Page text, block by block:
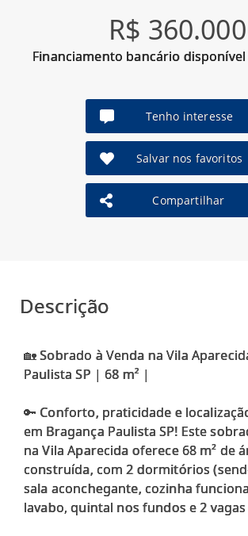
R$ 360.000
Financiamento bancário
Tenho interesse
Salvar nos favoritos
Compartilhar
Descrição
🏡 Sobrado à Venda na Vila
Paulista SP | 68 m² |
🔑 Conforto, praticidade e
em Bragança Paulista SP! Este
na Vila Aparecida oferece 68 m² de
construída, com 2 dormitórios
sala aconchegante, cozinha
lavabo, quintal nos fundos e 2